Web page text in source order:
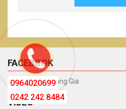
FACEBOOK
Phòng Tắm Hoàng Gia
VIDEO
0964020699
0242 242 8484